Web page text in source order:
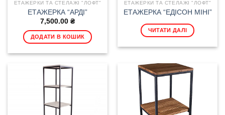
ЕТАЖЕРКИ ТА СТЕЛАЖІ "ЛОФТ"
ЕТАЖЕРКА “АРДІ”
7,500.00 ₴
ДОДАТИ В КОШИК
ЕТАЖЕРКИ ТА СТЕЛАЖІ "ЛОФТ"
ЕТАЖЕРКА “ЕДІСОН МІНІ”
ЧИТАТИ ДАЛІ